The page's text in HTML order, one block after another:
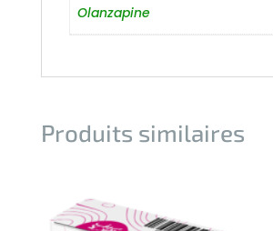
Olanzapine
Produits similaires